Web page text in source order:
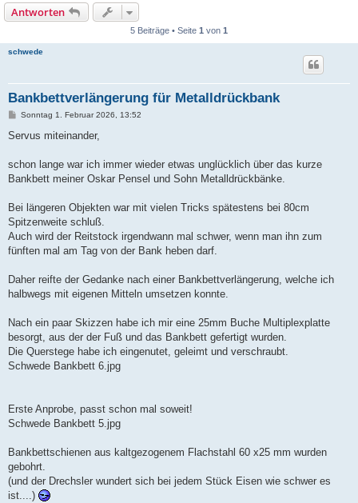
Antworten
5 Beiträge • Seite 1 von 1
schwede
Bankbettverlängerung für Metalldrückbank
B
i
a
Sonntag 1. Februar 2026, 13:52
Servus miteinander,
schon lange war ich immer wieder etwas unglücklich über das kurze
Bankbett meiner Oskar Pensel und Sohn Metalldrückbänke.
Bei längeren Objekten war mit vielen Tricks spätestens bei 80cm
Spitzenweite schluß.
Auch wird der Reitstock irgendwann mal schwer, wenn man ihn zum
fünften mal am Tag von der Bank heben darf.
Daher reifte der Gedanke nach einer Bankbettverlängerung, welche ich
halbwegs mit eigenen Mitteln umsetzen konnte.
Nach ein paar Skizzen habe ich mir eine 25mm Buche Multiplexplatte
besorgt, aus der der Fuß und das Bankbett gefertigt wurden.
Die Querstege habe ich eingenutet, geleimt und verschraubt.
Schwede Bankbett 6.jpg
Erste Anprobe, passt schon mal soweit!
Schwede Bankbett 5.jpg
Bankbettschienen aus kaltgezogenem Flachstahl 60 x25 mm wurden
gebohrt.
(und der Drechsler wundert sich bei jedem Stück Eisen wie schwer es
ist....)